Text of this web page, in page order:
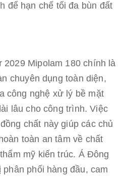
để hạn chế tối đa bùn đất
2029 Mipolam 180 chính là
chuyên dụng toàn diện,
công nghệ xử lý bề mặt
lâu cho công trình. Việc
chất này giúp các chủ
toàn an tâm về chất
mỹ kiến trúc. Á Đông
phối hàng đầu, cam